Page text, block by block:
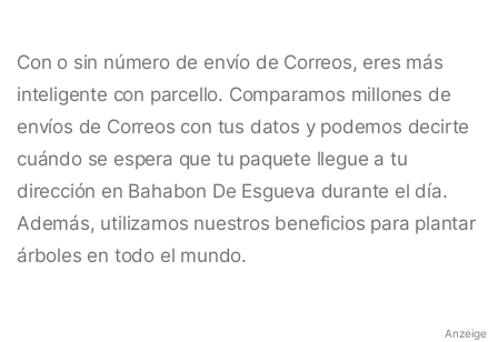
Con o sin número de envío de Correos, eres más
inteligente con parcello. Comparamos millones de
envíos de Correos con tus datos y podemos decirte
cuándo se espera que tu paquete llegue a tu
dirección en Bahabon De Esgueva durante el día.
Además, utilizamos nuestros beneficios para plantar
árboles en todo el mundo.
Anzeige